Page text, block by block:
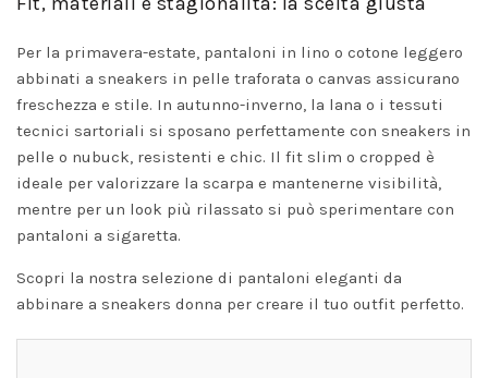
Per la primavera-estate, pantaloni in lino o cotone leggero
abbinati a sneakers in pelle traforata o canvas assicurano
freschezza e stile. In autunno-inverno, la lana o i tessuti
tecnici sartoriali si sposano perfettamente con sneakers in
pelle o nubuck, resistenti e chic. Il fit slim o cropped è
ideale per valorizzare la scarpa e mantenerne visibilità,
mentre per un look più rilassato si può sperimentare con
pantaloni a sigaretta.
Scopri la nostra selezione di pantaloni eleganti da
abbinare a sneakers donna per creare il tuo outfit perfetto.